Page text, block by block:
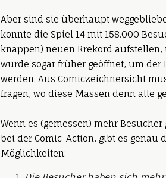
Aber sind sie überhaupt
konnte die Spiel 14 mit 158.000
knappen) neuen Rrekord aufstellen,
wurde sogar früher geöffnet, um der
werden. Aus Comiczeichnersicht
fragen, wo diese Massen denn alle
Wenn es (gemessen) mehr
bei der Comic-Action, gibt es genau
Möglichkeiten: